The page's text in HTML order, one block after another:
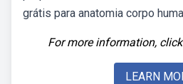
grátis para anatomia corpo
For more information,
LEARN